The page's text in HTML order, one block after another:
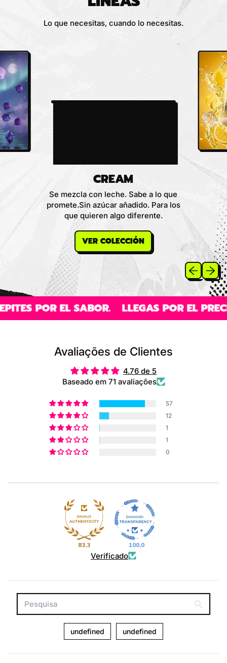
Lo que necesitas, cuando lo necesitas.
CREAM
Se mezcla con leche. Sabe a lo que
promete.Sin azúcar añadido. Para los
que quieren algo diferente.
VER COLECCIÓN
SlideSlide
EL SABOR. LLEGAS POR EL PRECIO,
Avaliações de Clientes
4.76 de 5
Baseado em 71 avaliações
57
12
1
1
0
83,3 100,0
Verificado
undefined undefined